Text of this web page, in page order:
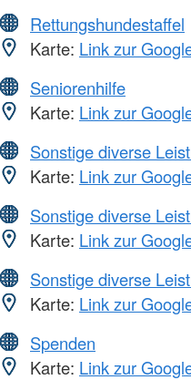
Rettungshundestaffel
Karte: Link zur
Seniorenhilfe
Karte: Link zur
Sonstige diverse
Karte: Link zur
Sonstige diverse
Karte: Link zur
Sonstige diverse
Karte: Link zur
Spenden
Karte: Link zur